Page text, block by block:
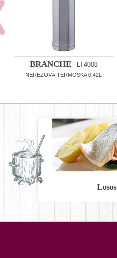
BRANCHE LT4008
NEREZOVÁ TERMOSKA 0,42L
Losos